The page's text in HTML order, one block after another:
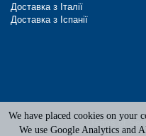
Доставка з Італії
Доставка з Іспанії
Terms of
We have placed cookies on your
We use Google Analytics and